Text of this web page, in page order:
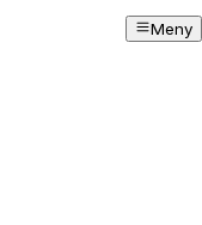
Meny